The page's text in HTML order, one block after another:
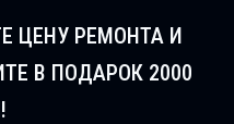
ЦЕНУ РЕМОНТА И
В ПОДАРОК 2000